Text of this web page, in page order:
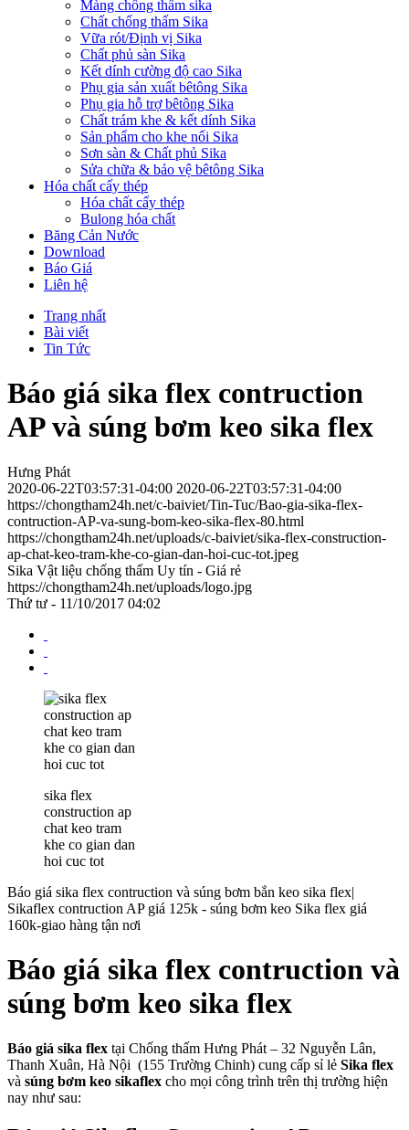
Màng chống thấm sika
Chất chống thấm Sika
Vữa rót/Định vị Sika
Chất phủ sàn Sika
Kết dính cường độ cao Sika
Phụ gia sản xuất bêtông Sika
Phụ gia hỗ trợ bêtông Sika
Chất trám khe & kết dính Sika
Sản phẩm cho khe nối Sika
Sơn sàn & Chất phủ Sika
Sửa chữa & bảo vệ bêtông Sika
Hóa chất cấy thép
Hóa chất cấy thép
Bulong hóa chất
Băng Cản Nước
Download
Báo Giá
Liên hệ
Trang nhất
Bài viết
Tin Tức
Báo giá sika flex contruction
AP và súng bơm keo sika flex
Hưng Phát
2020-06-22T03:57:31-04:00 2020-06-22T03:57:31-04:00
https://chongtham24h.net/c-baiviet/Tin-Tuc/Bao-gia-sika-flex-
contruction-AP-va-sung-bom-keo-sika-flex-80.html
https://chongtham24h.net/uploads/c-baiviet/sika-flex-construction-
ap-chat-keo-tram-khe-co-gian-dan-hoi-cuc-tot.jpeg
Sika Vật liệu chống thấm Uy tín - Giá rẻ
https://chongtham24h.net/uploads/logo.jpg
Thứ tư - 11/10/2017 04:02
sika flex
construction ap
chat keo tram
khe co gian dan
hoi cuc tot
Báo giá sika flex contruction và súng bơm bắn keo sika flex|
Sikaflex contruction AP giá 125k - súng bơm keo Sika flex giá
160k-giao hàng tận nơi
Báo giá sika flex contruction và
súng bơm keo sika flex
Báo giá sika flex tại Chống thấm Hưng Phát – 32 Nguyễn Lân,
Thanh Xuân, Hà Nội (155 Trường Chinh) cung cấp sỉ lẻ Sika flex
và súng bơm keo sikaflex cho mọi công trình trên thị trường hiện
nay như sau: